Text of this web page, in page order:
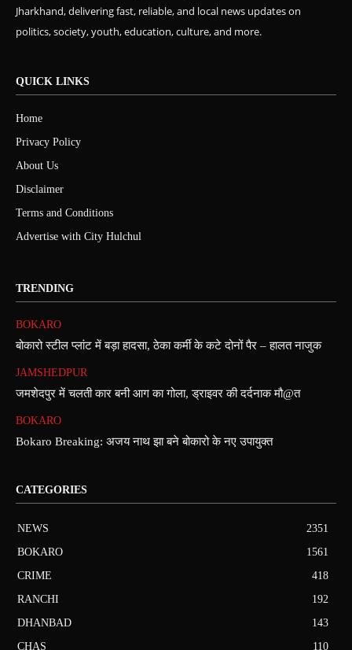
Jharkhand, delivering fast, reliable, and local news updates on
politics, society, youth, education, culture, and more.
QUICK LINKS
Home
Privacy Policy
About Us
Disclaimer
Terms and Conditions
Advertise with City Hulchul
TRENDING
BOKARO
बोकारो स्टील प्लांट में बड़ा हादसा, ठेका कर्मी के कटे दोनों पैर – हालत नाजुक
JAMSHEDPUR
जमशेदपुर में चलती कार बनी आग का गोला, ड्राइवर की दर्दनाक मौ@त
BOKARO
Bokaro Breaking: अजय नाथ झा बने बोकारो के नए उपायुक्त
CATEGORIES
NEWS
2351
BOKARO
1561
CRIME
418
RANCHI
192
DHANBAD
143
CHAS
110